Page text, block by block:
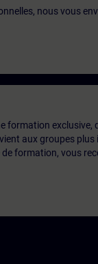
nous vous
formation exclusive,
aux groupes
formation, vous